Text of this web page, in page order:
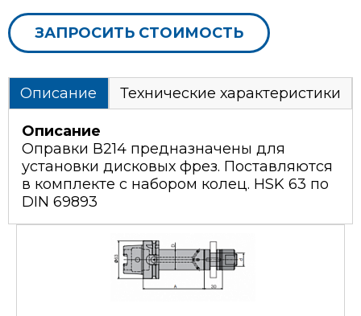
ЗАПРОСИТЬ СТОИМОСТЬ
Описание Технические характеристики
Описание
Оправки В214 предназначены для
установки дисковых фрез. Поставляются
в комплекте с набором колец. HSK 63 по
DIN 69893